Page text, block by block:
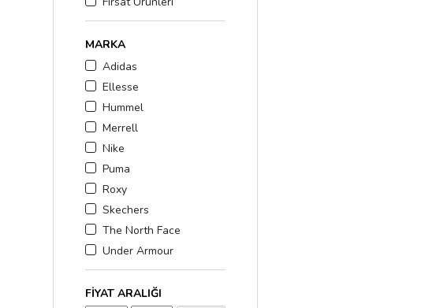
MARKA
Adidas
Ellesse
Hummel
Merrell
Nike
Puma
Roxy
Skechers
The North Face
Under Armour
FIYAT ARALIĞI